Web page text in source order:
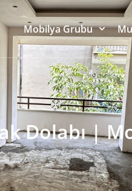
Mobilya Grubu
Dolabı |